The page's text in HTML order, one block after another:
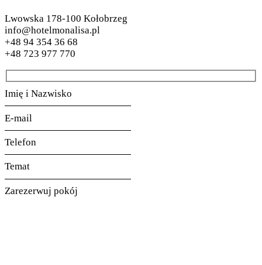
Lwowska 178-100 Kołobrzeg
info@hotelmonalisa.pl
+48 94 354 36 68
+48 723 977 770